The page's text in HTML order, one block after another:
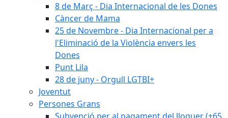
8 de Març - Dia Internacional de les Dones
Càncer de Mama
25 de Novembre - Dia Internacional per a
l'Eliminació de la Violència envers les
Dones
Punt Lila
28 de juny - Orgull LGTBI+
Joventut
Persones Grans